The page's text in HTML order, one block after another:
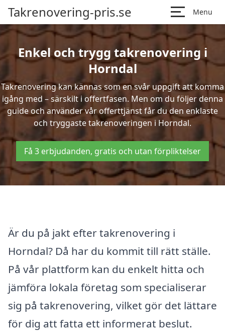
Takrenovering-pris.se Menu
Enkel och trygg takrenovering i
Horndal
Takrenovering kan kännas som en svår uppgift att komma
igång med – särskilt i offertfasen. Men om du följer denna
guide och använder vår offerttjänst får du den enklaste
och tryggaste takrenoveringen i Horndal.
Få 3 erbjudanden, gratis och utan förpliktelser
Är du på jakt efter takrenovering i
Horndal? Då har du kommit till rätt ställe.
På vår plattform kan du enkelt hitta och
jämföra lokala företag som specialiserar
sig på takrenovering, vilket gör det lättare
för dig att fatta ett informerat beslut.